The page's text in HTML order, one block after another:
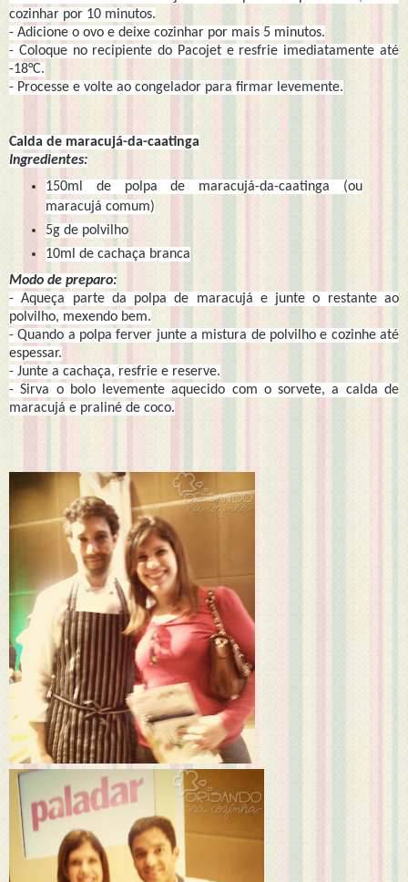
cozinhar por 10 minutos.
- Adicione o ovo e deixe cozinhar por mais 5 minutos.
- Coloque no recipiente do Pacojet e resfrie imediatamente até
-18°C.
- Processe e volte ao congelador para firmar levemente.
Calda de maracujá-da-caatinga
Ingredientes:
150ml de polpa de maracujá-da-caatinga (ou
maracujá comum)
5g de polvilho
10ml de cachaça branca
Modo de preparo:
- Aqueça parte da polpa de maracujá e junte o restante ao
polvilho, mexendo bem.
- Quando a polpa ferver junte a mistura de polvilho e cozinhe até
espessar.
- Junte a cachaça, resfrie e reserve.
- Sirva o bolo levemente aquecido com o sorvete, a calda de
maracujá e praliné de coco.